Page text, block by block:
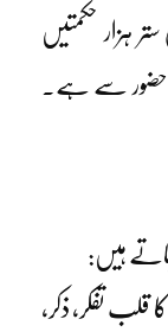
ہزار حکمتیں
حضور سے ہے۔
ہیں:
قلب تفکر، ذکر،